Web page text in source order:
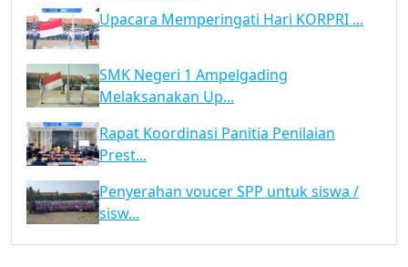
Upacara Memperingati Hari KORPRI ...
SMK Negeri 1 Ampelgading
Melaksanakan Up...
Rapat Koordinasi Panitia Penilaian
Prest...
Penyerahan voucer SPP untuk siswa /
sisw...